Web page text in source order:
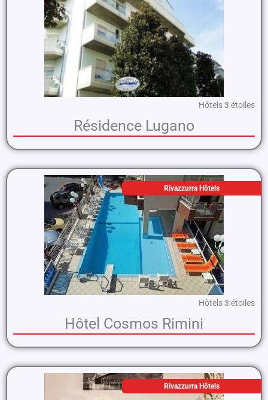
Hôtels 3 étoiles
Résidence Lugano
Rivazzurra Hôtels
Hôtels 3 étoiles
Hôtel Cosmos Rimini
Rivazzurra Hôtels